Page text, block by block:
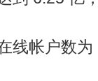
线帐户数